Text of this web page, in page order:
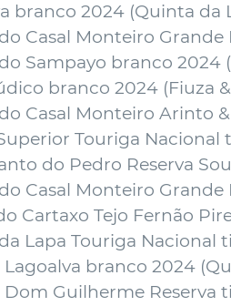
branco 2024 (Quinta da
Casal Monteiro Grande
Sampayo branco 2024 (
branco 2024 (Fiuza
Casal Monteiro Arinto
Touriga Nacional
do Pedro Reserva
Casal Monteiro Grande
Cartaxo Tejo Fernão
Lapa Touriga Nacional
branco 2024 (
Dom Guilherme Reserva